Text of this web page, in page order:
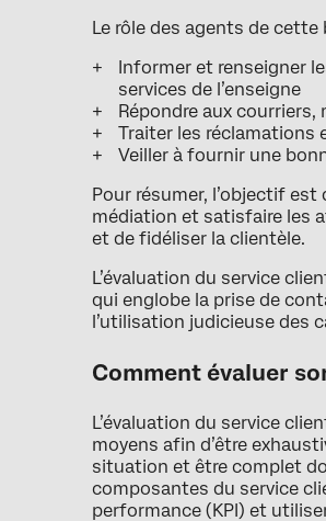
Le rôle des agents de
Informer et renseigner
services de l’enseigne
Répondre aux
Traiter les réclamations
Veiller à fournir une
Pour résumer, l’objectif
médiation et satisfaire les
et de fidéliser la clientèle.
L’évaluation du service
qui englobe la prise de
l’utilisation judicieuse des
Comment évaluer
L’évaluation du service
moyens afin d’être
situation et être complet
composantes du service
performance (KPI) et